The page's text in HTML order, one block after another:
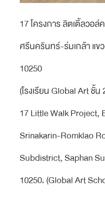
17 โครงการ ลิตเติ้ลวอ
ศรีนครินทร์-ร่มเกล้า แข
10250
(โรงเรียน Global Art ชั้น
17 Little Walk Project,
Srinakarin-Romklao
Subdistrict, Saphan
10250. (Global Art